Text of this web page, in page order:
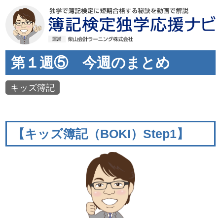
第１週⑤ 今週のまとめ
キッズ簿記
【キッズ簿記（BOKI）Step1】